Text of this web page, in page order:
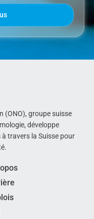
(ONO), groupe suisse
développe
travers la Suisse pour